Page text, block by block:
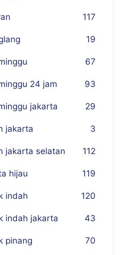
117
19
67
24 jam 93
jakarta 29
jakarta 3
jakarta selatan 112
hijau 119
indah 120
indah jakarta 43
pinang 70